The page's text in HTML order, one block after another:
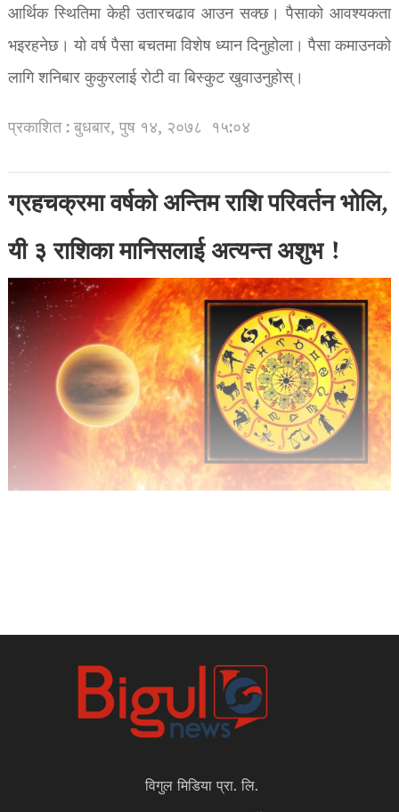
आर्थिक स्थितिमा केही उतारचढाव आउन सक्छ। पैसाको आवश्यकता
भइरहनेछ। यो वर्ष पैसा बचतमा विशेष ध्यान दिनुहोला। पैसा कमाउनको
लागि शनिबार कुकुरलाई रोटी वा बिस्कुट खुवाउनुहोस्।
प्रकाशित : बुधबार, पुष १४, २०७८ १५:०४
ग्रहचक्रमा वर्षको अन्तिम राशि परिवर्तन भोलि,
यी ३ राशिका मानिसलाई अत्यन्त अशुभ !
विगुल मिडिया प्रा. लि.